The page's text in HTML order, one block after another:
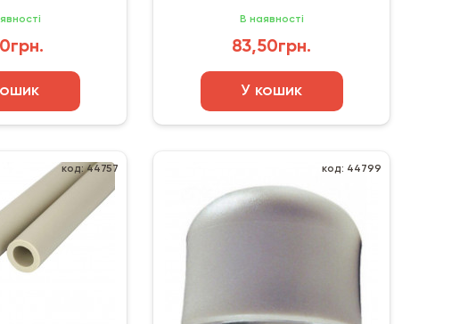
В наявності
83,50грн.
У кошик
код: 44757 код: 44799